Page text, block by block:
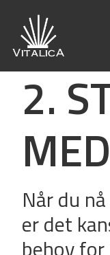
2.
Når du
er det